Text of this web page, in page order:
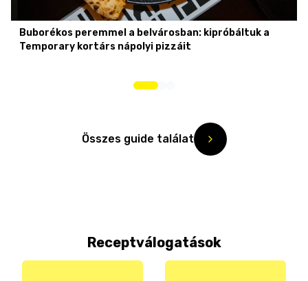
Buborékos peremmel a belvárosban: kipróbáltuk a
Temporary kortárs nápolyi pizzáit
Összes guide találat
Receptválogatások